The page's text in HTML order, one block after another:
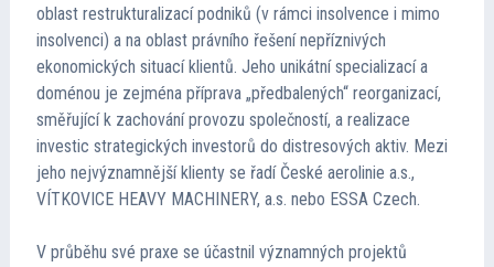
oblast restrukturalizací podniků (v rámci insolvence i mimo
insolvenci) a na oblast právního řešení nepříznivých
ekonomických situací klientů. Jeho unikátní specializací a
doménou je zejména příprava „předbalených“ reorganizací,
směřující k zachování provozu společností, a realizace
investic strategických investorů do distresových aktiv. Mezi
jeho nejvýznamnější klienty se řadí České aerolinie a.s.,
VÍTKOVICE HEAVY MACHINERY, a.s. nebo ESSA Czech.
V průběhu své praxe se účastnil významných projektů